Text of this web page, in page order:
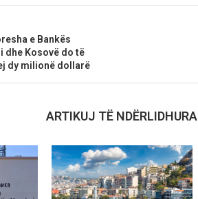
e Bankës
dhe Kosovë do të
dy milionë dollarë
ARTIKUJ TË NDËRLIDHURA